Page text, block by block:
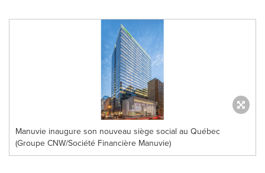
Manuvie inaugure son nouveau siège social au Québec
(Groupe CNW/Société Financière Manuvie)